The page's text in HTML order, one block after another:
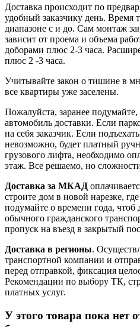
Доставка происходит по
удобный заказчику день. Время
диапазоне с и до. Сам монтаж
зависит от проема и объема
доборами плюс 2-3 часа.
плюс 2 -3 часа.
Учитывайте закон о тишине в
все квартиры уже заселены.
Пожалуйста, заранее подумайте,
автомобиль доставки. Если
на себя заказчик. Если
невозможно, будет платный
грузового лифта, необходимо
этаж. Все решаемо, но
Доставка за МКАД
строите дом в новой нарезке,
подумайте о времени года, чтоб
обычного гражданского
пропуск на въезд в закрытый
Доставка в регионы.
транспортной компании и
перед отправкой, фиксация
Рекомендации по выбору ТК,
платных услуг.
У этого товара пока нет